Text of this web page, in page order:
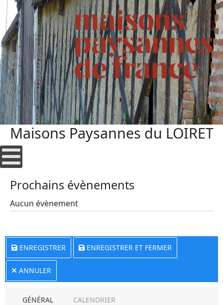
Maisons Paysannes du LOIRET
Prochains évènements
Aucun évènement
ENREGISTRER ENREGISTRER ET FERMER
ANNULER
GÉNÉRAL CALENDRIER